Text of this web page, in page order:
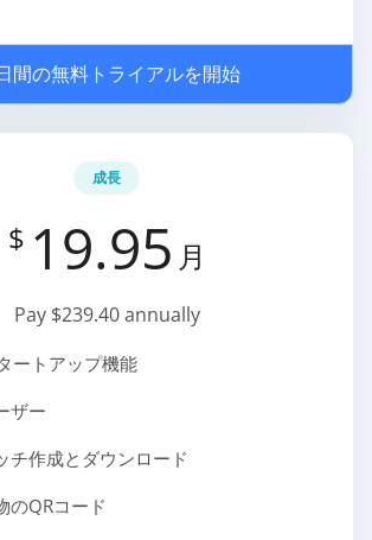
間の無料トライアルを開始
成長
$ 19.95 月
Pay $239.40 annually
ートアップ機能
ザー
チ作成とダウンロード
のQRコード